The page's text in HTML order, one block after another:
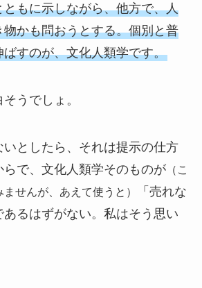
もに示しながら、他方で、人
かも問おうとする。個別と普
すのが、文化人類学です。
うでしょ。
いとしたら、それは提示の仕方
らで、文化人類学そのものが（こ
せんが、あえて使うと）
「売れな
るはずがない。私はそう思い